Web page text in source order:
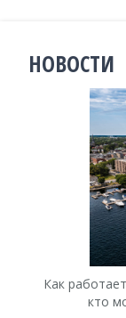
НОВОСТИ
Как
кто